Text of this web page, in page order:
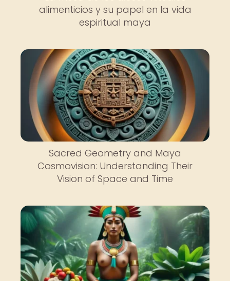
alimenticios y su papel en la vida
espiritual maya
Sacred Geometry and Maya
Cosmovision: Understanding Their
Vision of Space and Time